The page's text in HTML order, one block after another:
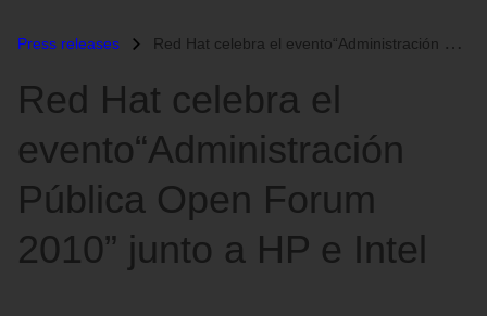
Press releases Red Hat celebra el evento“Administración Pública Open Forum 2010” junt...
Red Hat celebra el
evento“Administración
Pública Open Forum
2010” junto a HP e Intel